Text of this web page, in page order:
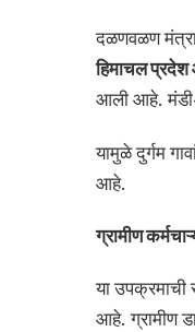
दळणवळण
हिमाचल प्रदेश
आली आहे. मंडी-
यामुळे दुर्गम
आहे.
ग्रामीण
या उपक्रमाची
आहे. ग्रामीण